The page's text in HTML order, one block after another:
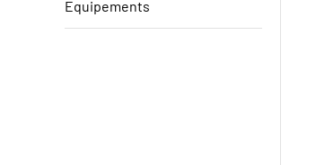
Equipements